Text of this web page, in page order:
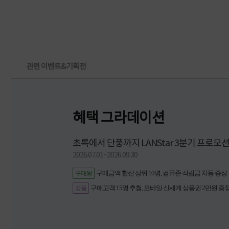
관련 이벤트&기획전
혜택 그라데이션
초록에서 단풍까지 LANStar 3분기 프로모션
2026.07.01~2026.09.30
구매왕 구매금액 합산 상위 10명, 컴퓨존 적립금 차등 증정
경품 구매고객 15명 추첨, 모바일 신세계 상품권 2만원 증